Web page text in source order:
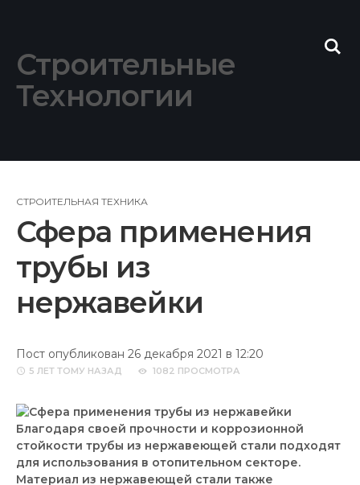
Строительные
Технологии
СТРОИТЕЛЬНАЯ ТЕХНИКА
Сфера применения
трубы из
нержавейки
Пост опубликован 26 декабря 2021 в 12:20
5 ЛЕТ ТОМУ НАЗАД 1082 ПРОСМОТРА
Благодаря своей прочности и коррозионной
стойкости трубы из нержавеющей стали подходят
для использования в отопительном секторе.
Материал из нержавеющей стали также